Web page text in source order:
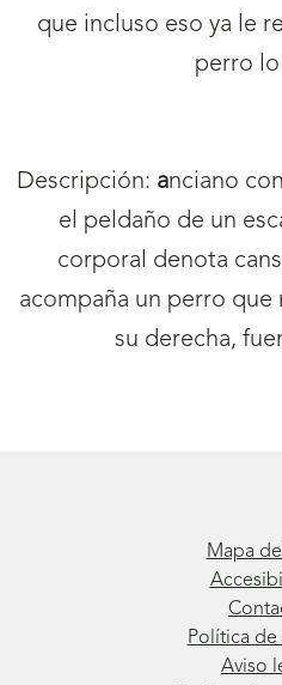
que incluso eso ya le
perro lo
Descripción: anciano
el peldaño de un
corporal denota
acompaña un perro que
su derecha,
Mapa
Política
Aviso